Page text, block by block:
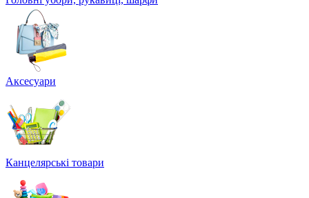
Аксесуари
Канцелярські товари